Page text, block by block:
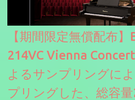
【期間限定無償配布
214VC Vienna
よるサンプリングに
プリングした、総容量